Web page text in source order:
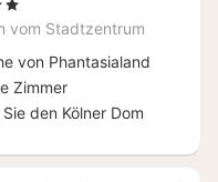
Sterne
vom Stadtzentrum
von Phantasialand
Zimmer
den Kölner Dom